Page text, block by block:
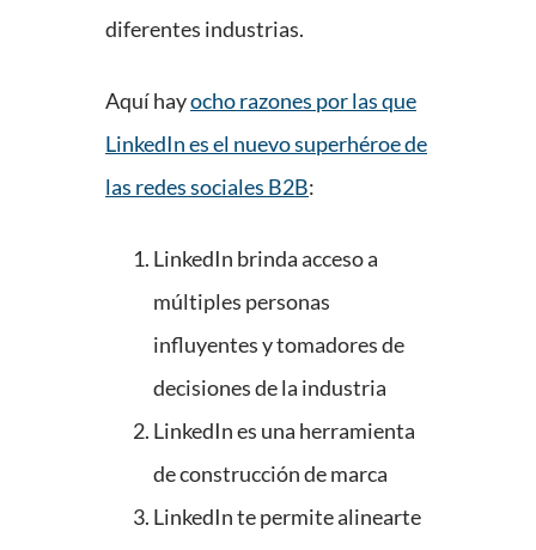
diferentes industrias.
Aquí hayocho razones por las que
LinkedIn es el nuevo superhéroe de
las redes sociales B2B:
LinkedIn brinda acceso a
múltiples personas
influyentes y tomadores de
decisiones de la industria
LinkedIn es una herramienta
de construcción de marca
LinkedIn te permite alinearte